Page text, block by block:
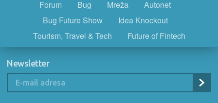
Forum Bug Mreža
Autonet
Bug Future Show
Idea Knockout
Tourism, Travel & Tech
Future of Fintech
Newsletter